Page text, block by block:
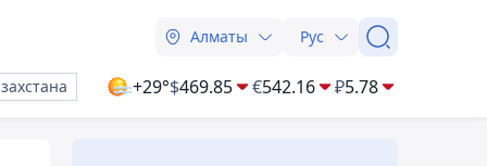
Алматы Рус
+29°$469.85 €542.16 ₽5.78